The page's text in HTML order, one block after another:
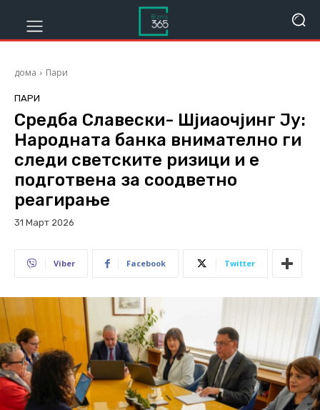
дома Пари
ПАРИ
Средба Славески- Шjиаочjинг Ју:
Народната банка внимателно ги
следи светските ризици и е
подготвена за соодветно
реагирање
31 Март 2026
Viber Facebook Twitter